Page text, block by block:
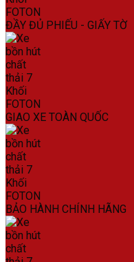
ĐẦY ĐỦ PHIẾU - GIẤY TỜ
GIAO XE TOÀN QUỐC
BẢO HÀNH CHÍNH HÃNG